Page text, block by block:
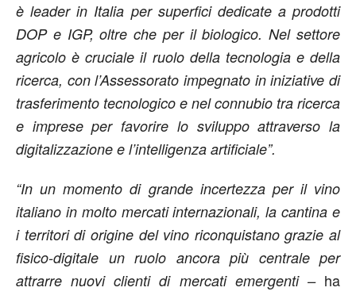
è leader in Italia per superfici dedicate a prodotti
DOP e IGP, oltre che per il biologico. Nel settore
agricolo è cruciale il ruolo della tecnologia e della
ricerca, con l’Assessorato impegnato in iniziative di
trasferimento tecnologico e nel connubio tra ricerca
e imprese per favorire lo sviluppo attraverso la
digitalizzazione e l’intelligenza artificiale”.
“In un momento di grande incertezza per il vino
italiano in molto mercati internazionali, la cantina e
i territori di origine del vino riconquistano grazie al
fisico-digitale un ruolo ancora più centrale per
attrarre nuovi clienti di mercati emergenti – ha